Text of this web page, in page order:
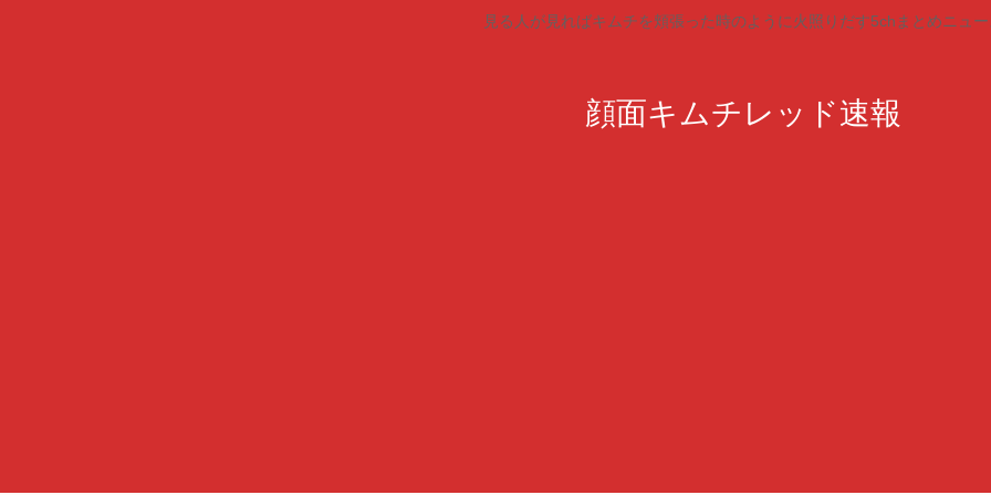
見る人が見ればキムチを頬張った時のように火照りだす5chまとめニュ
顔面キムチレッド速報